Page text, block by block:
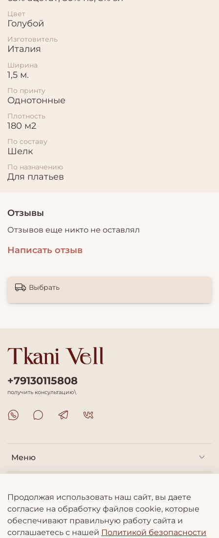
Цвет
Голубой
Изготовитель
Италия
Ширина
1,5 м.
По принту
Однотонные
Плотность
180 м2
По составу
Шелк
По назначению
Для платьев
Отзывы
Отзывов еще никто не оставлял
Написать отзыв
Выбрать
Меню
Информация
+79130115808
получить консультацию\
Продолжая использовать наш сайт, вы даете
согласие на обработку файлов cookie, которые
обеспечивают правильную работу сайта и
соглашаетесь с нашей Политикой безопасности